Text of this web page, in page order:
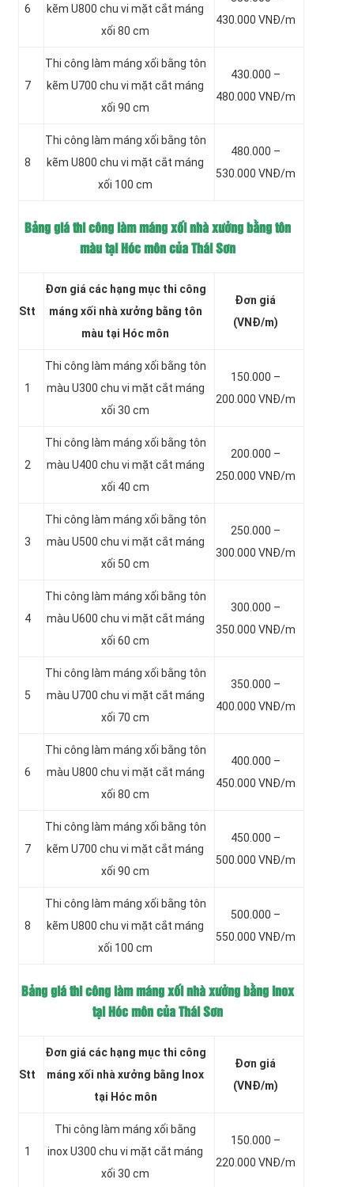
6
kẽm U800 chu vi mặt cắt máng
xối 80 cm
430.000 VNĐ/m
7
Thi công làm máng xối bằng tôn
kẽm U700 chu vi mặt cắt máng
xối 90 cm
430.000 –
480.000 VNĐ/m
8
Thi công làm máng xối bằng tôn
kẽm U800 chu vi mặt cắt máng
xối 100 cm
480.000 –
530.000 VNĐ/m
Bảng giá thi công làm máng xối nhà xưởng bằng tôn
màu tại Hóc môn của Thái Sơn
Stt
Đơn giá các hạng mục thi công
máng xối nhà xưởng bằng tôn
màu tại Hóc môn
Đơn giá
(VNĐ/m)
1
Thi công làm máng xối bằng tôn
màu U300 chu vi mặt cắt máng
xối 30 cm
150.000 –
200.000 VNĐ/m
2
Thi công làm máng xối bằng tôn
màu U400 chu vi mặt cắt máng
xối 40 cm
200.000 –
250.000 VNĐ/m
3
Thi công làm máng xối bằng tôn
màu U500 chu vi mặt cắt máng
xối 50 cm
250.000 –
300.000 VNĐ/m
4
Thi công làm máng xối bằng tôn
màu U600 chu vi mặt cắt máng
xối 60 cm
300.000 –
350.000 VNĐ/m
5
Thi công làm máng xối bằng tôn
màu U700 chu vi mặt cắt máng
xối 70 cm
350.000 –
400.000 VNĐ/m
6
Thi công làm máng xối bằng tôn
màu U800 chu vi mặt cắt máng
xối 80 cm
400.000 –
450.000 VNĐ/m
7
Thi công làm máng xối bằng tôn
kẽm U700 chu vi mặt cắt máng
xối 90 cm
450.000 –
500.000 VNĐ/m
8
Thi công làm máng xối bằng tôn
kẽm U800 chu vi mặt cắt máng
xối 100 cm
500.000 –
550.000 VNĐ/m
Bảng giá thi công làm máng xối nhà xưởng bằng inox
tại Hóc môn của Thái Sơn
Stt
Đơn giá các hạng mục thi công
máng xối nhà xưởng bằng Inox
tại Hóc môn
Đơn giá
(VNĐ/m)
1
Thi công làm máng xối bằng
inoxU300 chu vi mặt cắt máng
xối 30 cm
150.000 –
220.000 VNĐ/m